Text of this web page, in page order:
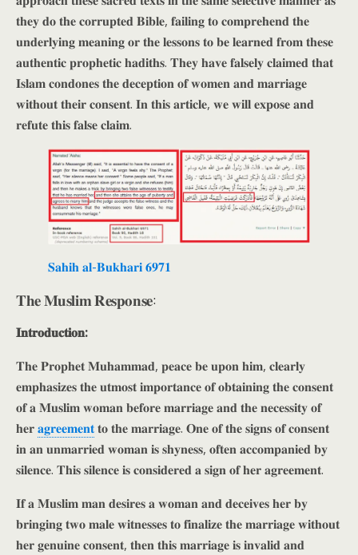
𝐭𝐡𝐞𝐲 𝐝𝐨 𝐭𝐡𝐞 𝐜𝐨𝐫𝐫𝐮𝐩𝐭𝐞𝐝 𝐁𝐢𝐛𝐥𝐞, 𝐟𝐚𝐢𝐥𝐢𝐧𝐠 𝐭𝐨 𝐜𝐨𝐦𝐩𝐫𝐞𝐡𝐞𝐧𝐝 𝐭𝐡𝐞
𝐮𝐧𝐝𝐞𝐫𝐥𝐲𝐢𝐧𝐠 𝐦𝐞𝐚𝐧𝐢𝐧𝐠 𝐨𝐫 𝐭𝐡𝐞 𝐥𝐞𝐬𝐬𝐨𝐧𝐬 𝐭𝐨 𝐛𝐞 𝐥𝐞𝐚𝐫𝐧𝐞𝐝 𝐟𝐫𝐨𝐦 𝐭𝐡𝐞𝐬𝐞
𝐚𝐮𝐭𝐡𝐞𝐧𝐭𝐢𝐜 𝐩𝐫𝐨𝐩𝐡𝐞𝐭𝐢𝐜 𝐡𝐚𝐝𝐢𝐭𝐡𝐬. 𝐓𝐡𝐞𝐲 𝐡𝐚𝐯𝐞 𝐟𝐚𝐥𝐬𝐞𝐥𝐲 𝐜𝐥𝐚𝐢𝐦𝐞𝐝 𝐭𝐡𝐚𝐭
𝐈𝐬𝐥𝐚𝐦 𝐜𝐨𝐧𝐝𝐨𝐧𝐞𝐬 𝐭𝐡𝐞 𝐝𝐞𝐜𝐞𝐩𝐭𝐢𝐨𝐧 𝐨𝐟 𝐰𝐨𝐦𝐞𝐧 𝐚𝐧𝐝 𝐦𝐚𝐫𝐫𝐢𝐚𝐠𝐞
𝐰𝐢𝐭𝐡𝐨𝐮𝐭 𝐭𝐡𝐞𝐢𝐫 𝐜𝐨𝐧𝐬𝐞𝐧𝐭. 𝐈𝐧 𝐭𝐡𝐢𝐬 𝐚𝐫𝐭𝐢𝐜𝐥𝐞, 𝐰𝐞 𝐰𝐢𝐥𝐥 𝐞𝐱𝐩𝐨𝐬𝐞 𝐚𝐧𝐝
𝐫𝐞𝐟𝐮𝐭𝐞 𝐭𝐡𝐢𝐬 𝐟𝐚𝐥𝐬𝐞 𝐜𝐥𝐚𝐢𝐦.
𝐒𝐚𝐡𝐢𝐡 𝐚𝐥-𝐁𝐮𝐤𝐡𝐚𝐫𝐢 𝟔𝟗𝟕𝟏
𝐓𝐡𝐞 𝐌𝐮𝐬𝐥𝐢𝐦 𝐑𝐞𝐬𝐩𝐨𝐧𝐬𝐞:
𝐈𝐧𝐭𝐫𝐨𝐝𝐮𝐜𝐭𝐢𝐨𝐧:
𝐓𝐡𝐞 𝐏𝐫𝐨𝐩𝐡𝐞𝐭 𝐌𝐮𝐡𝐚𝐦𝐦𝐚𝐝, 𝐩𝐞𝐚𝐜𝐞 𝐛𝐞 𝐮𝐩𝐨𝐧 𝐡𝐢𝐦, 𝐜𝐥𝐞𝐚𝐫𝐥𝐲
𝐞𝐦𝐩𝐡𝐚𝐬𝐢𝐳𝐞𝐬 𝐭𝐡𝐞 𝐮𝐭𝐦𝐨𝐬𝐭 𝐢𝐦𝐩𝐨𝐫𝐭𝐚𝐧𝐜𝐞 𝐨𝐟 𝐨𝐛𝐭𝐚𝐢𝐧𝐢𝐧𝐠 𝐭𝐡𝐞 𝐜𝐨𝐧𝐬𝐞𝐧𝐭
𝐨𝐟 𝐚 𝐌𝐮𝐬𝐥𝐢𝐦 𝐰𝐨𝐦𝐚𝐧 𝐛𝐞𝐟𝐨𝐫𝐞 𝐦𝐚𝐫𝐫𝐢𝐚𝐠𝐞 𝐚𝐧𝐝 𝐭𝐡𝐞 𝐧𝐞𝐜𝐞𝐬𝐬𝐢𝐭𝐲 𝐨𝐟
𝐡𝐞𝐫𝐚𝐠𝐫𝐞𝐞𝐦𝐞𝐧𝐭𝐭𝐨 𝐭𝐡𝐞 𝐦𝐚𝐫𝐫𝐢𝐚𝐠𝐞. 𝐎𝐧𝐞 𝐨𝐟 𝐭𝐡𝐞 𝐬𝐢𝐠𝐧𝐬 𝐨𝐟 𝐜𝐨𝐧𝐬𝐞𝐧𝐭
𝐢𝐧 𝐚𝐧 𝐮𝐧𝐦𝐚𝐫𝐫𝐢𝐞𝐝 𝐰𝐨𝐦𝐚𝐧 𝐢𝐬 𝐬𝐡𝐲𝐧𝐞𝐬𝐬, 𝐨𝐟𝐭𝐞𝐧 𝐚𝐜𝐜𝐨𝐦𝐩𝐚𝐧𝐢𝐞𝐝 𝐛𝐲
𝐬𝐢𝐥𝐞𝐧𝐜𝐞. 𝐓𝐡𝐢𝐬 𝐬𝐢𝐥𝐞𝐧𝐜𝐞 𝐢𝐬 𝐜𝐨𝐧𝐬𝐢𝐝𝐞𝐫𝐞𝐝 𝐚 𝐬𝐢𝐠𝐧 𝐨𝐟 𝐡𝐞𝐫 𝐚𝐠𝐫𝐞𝐞𝐦𝐞𝐧𝐭.
𝐈𝐟 𝐚 𝐌𝐮𝐬𝐥𝐢𝐦 𝐦𝐚𝐧 𝐝𝐞𝐬𝐢𝐫𝐞𝐬 𝐚 𝐰𝐨𝐦𝐚𝐧 𝐚𝐧𝐝 𝐝𝐞𝐜𝐞𝐢𝐯𝐞𝐬 𝐡𝐞𝐫 𝐛𝐲
𝐛𝐫𝐢𝐧𝐠𝐢𝐧𝐠 𝐭𝐰𝐨 𝐦𝐚𝐥𝐞 𝐰𝐢𝐭𝐧𝐞𝐬𝐬𝐞𝐬 𝐭𝐨 𝐟𝐢𝐧𝐚𝐥𝐢𝐳𝐞 𝐭𝐡𝐞 𝐦𝐚𝐫𝐫𝐢𝐚𝐠𝐞 𝐰𝐢𝐭𝐡𝐨𝐮𝐭
𝐡𝐞𝐫 𝐠𝐞𝐧𝐮𝐢𝐧𝐞 𝐜𝐨𝐧𝐬𝐞𝐧𝐭, 𝐭𝐡𝐞𝐧 𝐭𝐡𝐢𝐬 𝐦𝐚𝐫𝐫𝐢𝐚𝐠𝐞 𝐢𝐬 𝐢𝐧𝐯𝐚𝐥𝐢𝐝 𝐚𝐧𝐝